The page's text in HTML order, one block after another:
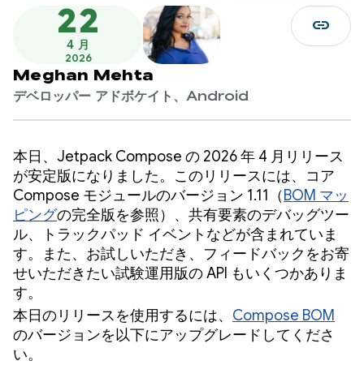
22
4 月
2026
Meghan Mehta
デベロッパー アドボケイト、Android
link
本日、Jetpack Compose の 2026 年 4 月リリース
が安定版になりました。このリリースには、コア
Compose モジュールのバージョン 1.11（ BOM マッ
ピングの完全版を参照）、共有要素のデバッグツー
ル、トラックパッド イベントなどが含まれていま
す。また、お試しいただき、フィードバックをお寄
せいただきたい試験運用版の API もいくつかありま
す。
本日のリリースを使用するには、 Compose BOM
のバージョンを以下にアップグレードしてくださ
い。